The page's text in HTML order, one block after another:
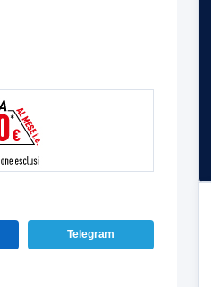
Telegram